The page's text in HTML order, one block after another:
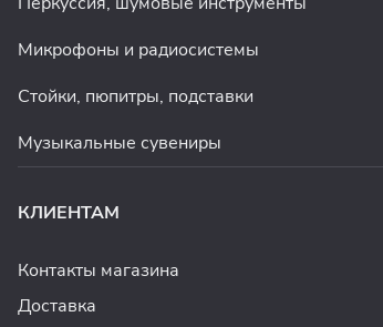
Микрофоны и радиосистемы
Стойки, пюпитры, подставки
Музыкальные сувениры
КЛИЕНТАМ
Контакты магазина
Доставка